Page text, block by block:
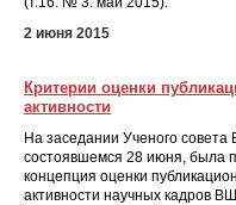
2 июня 2015
Критерии оценки
активности
На заседании Ученого
состоявшемся 28 июня, была
концепция оценки
активности научных кадров